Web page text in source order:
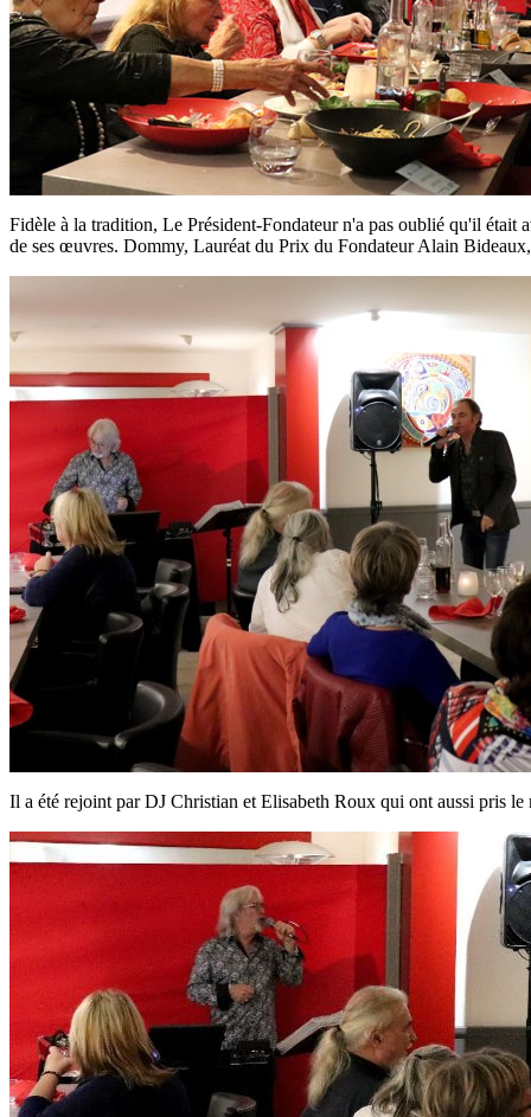
Fidèle à la tradition, Le Président-Fondateur n'a pas oublié qu'il était
de ses œuvres. Dommy, Lauréat du Prix du Fondateur Alain
Il a été rejoint par DJ Christian et Elisabeth Roux qui ont aussi pris